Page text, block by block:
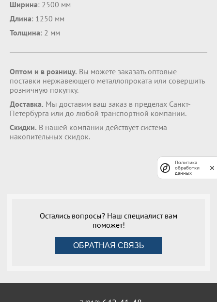
Ширина: 2500 мм
Длина: 1250 мм
Толщина: 2 мм
Оптом и в розницу. Вы можете заказать оптовые
поставки нержавеющего металлопроката или совершить
розничную покупку.
Доставка. Мы доставим ваш заказ в пределах Санкт-
Петербурга или до любой транспортной компании.
Скидки. В нашей компании действует система
накопительных скидок.
Остались вопросы? Наш специалист вам
поможет!
ОБРАТНАЯ СВЯЗЬ
Политика
обработки
данных